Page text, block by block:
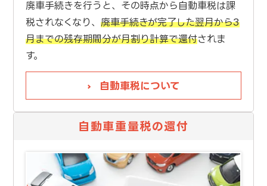
廃車手続きを行うと、その時点から自動車税は課
税されなくなり、 廃車手続きが完了した翌月から3
月までの残存期間分が月割り計算で還付されま
す。
自動車税について
自動車重量税の還付